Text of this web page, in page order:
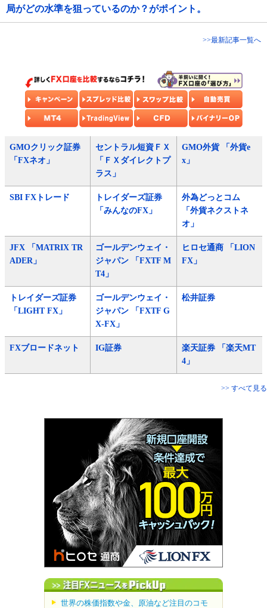
局がどの水準を狙っているのか？がポイント。
>>最新記事一覧へ
GMOクリック証券
「FXネオ」
セントラル短資ＦＸ
「ＦＸダイレクトプ
ラス」
GMO外貨 「外貨e
x」
SBI FXトレード
トレイダーズ証券
「みんなのFX」
外為どっとコム
「外貨ネクストネ
オ」
JFX 「MATRIX TR
ADER」
ゴールデンウェイ・
ジャパン 「FXTF M
T4」
ヒロセ通商 「LION
FX」
トレイダーズ証券
「LIGHT FX」
ゴールデンウェイ・
ジャパン 「FXTF G
X-FX」
松井証券
FXブロードネット IG証券
楽天証券 「楽天MT
4」
>> すべて見る
世界の株価指数や金、原油など注目のコモ